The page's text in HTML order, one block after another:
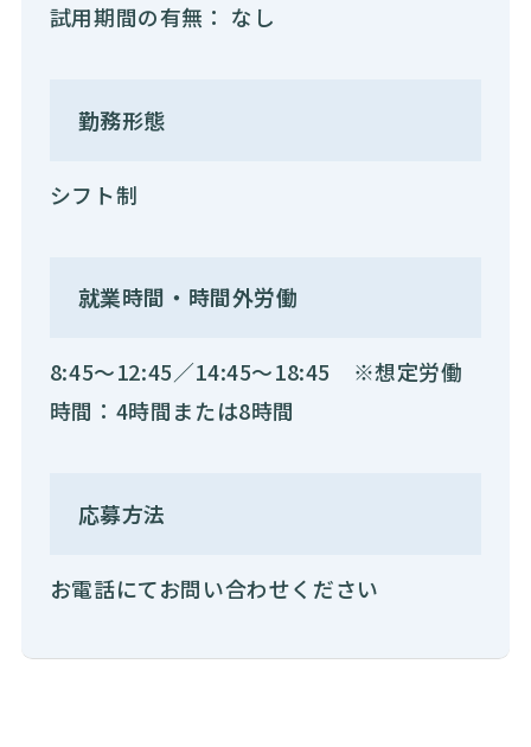
試用期間の有無： なし
勤務形態
シフト制
就業時間・時間外労働
8:45～12:45／14:45～18:45 ※想定労働
時間：4時間または8時間
応募方法
お電話にてお問い合わせください